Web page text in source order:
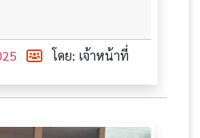
โดย: เจ้าหน้าที่